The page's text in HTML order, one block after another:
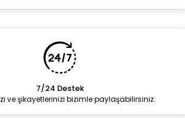
7/24 Destek
ve şikayetlerinizi bizimle paylaşabilirsiniz.